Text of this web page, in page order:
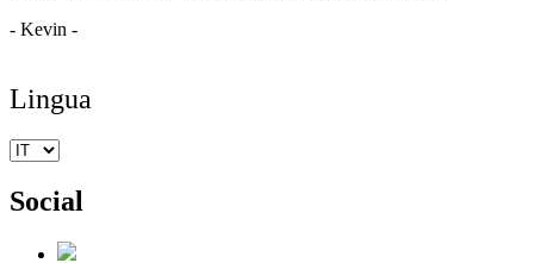
- Kevin -
Lingua
Social